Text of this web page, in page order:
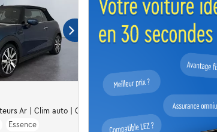
Ar | Clim auto | Cruise control
Essence